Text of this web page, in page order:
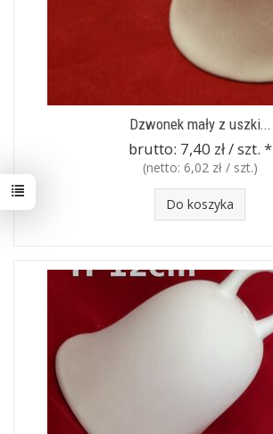
Dzwonek mały z uszki...
brutto: 7,40 zł / szt. *
(netto: 6,02 zł / szt.)
Do koszyka